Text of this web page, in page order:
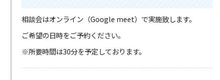
相談会はオンライン（Google meet）で実施致します。
ご希望の日時をご予約ください。
※所要時間は30分を予定しております。